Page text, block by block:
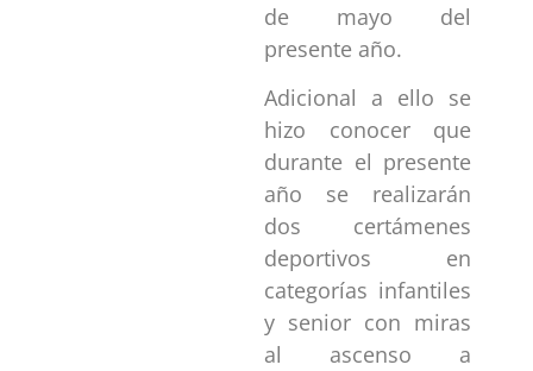
de mayo del
presente año.
Adicional a ello se
hizo conocer que
durante el presente
año se realizarán
dos certámenes
deportivos en
categorías infantiles
y senior con miras
al ascenso a